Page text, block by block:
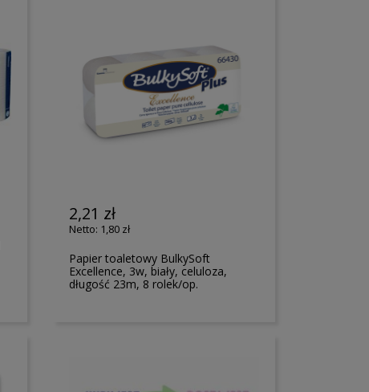
2,21 zł
1,80 zł
Papier toaletowy BulkySoft
Excellence, 3w, biały, celuloza,
długość 23m, 8 rolek/op.